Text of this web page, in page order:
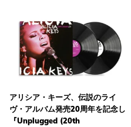
アリシア・キーズ、伝説のライ
ヴ・アルバム発売20周年を記念し
『Unplugged (20th